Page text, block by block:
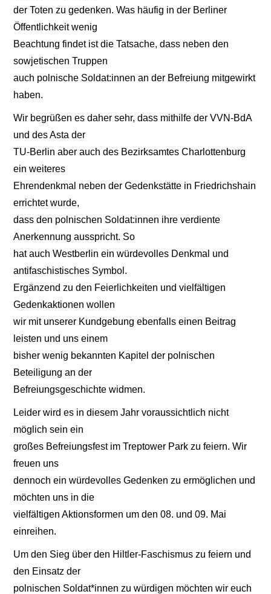
der Toten zu gedenken. Was häufig in der Berliner
Öffentlichkeit wenig
Beachtung findet ist die Tatsache, dass neben den
sowjetischen Truppen
auch polnische Soldat:innen an der Befreiung mitgewirkt
haben.
Wir begrüßen es daher sehr, dass mithilfe der VVN-BdA
und des Asta der
TU-Berlin aber auch des Bezirksamtes Charlottenburg
ein weiteres
Ehrendenkmal neben der Gedenkstätte in Friedrichshain
errichtet wurde,
dass den polnischen Soldat:innen ihre verdiente
Anerkennung ausspricht. So
hat auch Westberlin ein würdevolles Denkmal und
antifaschistisches Symbol.
Ergänzend zu den Feierlichkeiten und vielfältigen
Gedenkaktionen wollen
wir mit unserer Kundgebung ebenfalls einen Beitrag
leisten und uns einem
bisher wenig bekannten Kapitel der polnischen
Beteiligung an der
Befreiungsgeschichte widmen.
Leider wird es in diesem Jahr voraussichtlich nicht
möglich sein ein
großes Befreiungsfest im Treptower Park zu feiern. Wir
freuen uns
dennoch ein würdevolles Gedenken zu ermöglichen und
möchten uns in die
vielfältigen Aktionsformen um den 08. und 09. Mai
einreihen.
Um den Sieg über den Hiltler-Faschismus zu feiern und
den Einsatz der
polnischen Soldat*innen zu würdigen möchten wir euch